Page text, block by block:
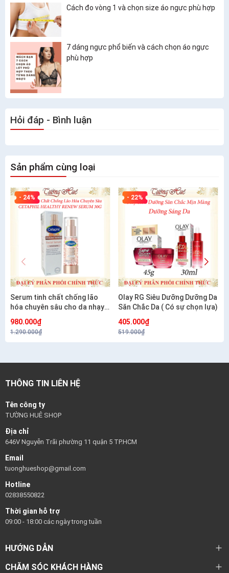
Cách đo vòng 1 và chọn size áo ngực phù hợp
7 dáng ngực phổ biến và cách chọn áo ngực
phù hợp
Hỏi đáp - Bình luận
Sản phẩm cùng loại
- 24%
Serum tinh chất chống lão
hóa chuyên sâu cho da nhạy
RENEW SERUM 30G
980.000₫
1.290.000₫
- 22%
Olay RG Siêu Dưỡng Dưỡng Da
Săn Chắc Da ( Có sự chọn lựa)
405.000₫
519.000₫
THÔNG TIN LIÊN HỆ
Tên công ty
TƯỜNG HUÊ SHOP
Địa chỉ
646V Nguyễn Trãi phường 11 quận 5 TP.HCM
Email
tuonghueshop@gmail.com
Hotline
02838550822
Thời gian hỗ trợ
09:00 - 18:00 các ngày trong tuần
HƯỚNG DẪN
CHĂM SÓC KHÁCH HÀNG